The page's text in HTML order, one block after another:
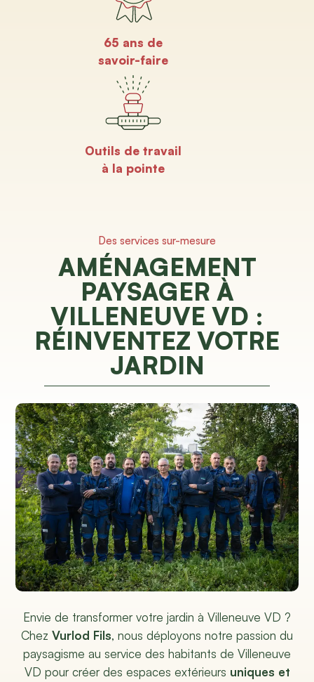
65 ans de
savoir-faire
Outils de travail
à la pointe
Des services sur-mesure
AMÉNAGEMENT
PAYSAGER À
VILLENEUVE VD :
RÉINVENTEZ VOTRE
JARDIN
Envie de transformer votre jardin à Villeneuve VD ?
Chez Vurlod Fils, nous déployons notre passion du
paysagisme au service des habitants de Villeneuve
VD pour créer des espaces extérieurs uniques et